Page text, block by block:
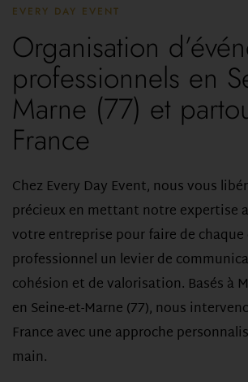
EVERY DAY EVENT
Organisation
professionnels en
Marne (77) et
France
Chez Every Day Event, nous vous
précieux en mettant notre expertise
votre entreprise pour faire de
professionnel un levier de
cohésion et de valorisation. Basés à
en Seine-et-Marne (77), nous
France avec une approche
main.